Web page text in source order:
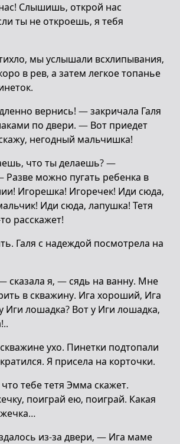
Слышишь, открой нас
ты не откроешь, я тебя
мы услышали всхлипывания,
в рев, а затем легкое топанье
вернись! — закричала Галя
по двери. — Вот приедет
негодный мальчишка!
что ты делаешь? —
можно пугать ребенка в
Игорешка! Игоречек! Иди сюда,
Иди сюда, лапушка! Тетя
расскажет!
Галя с надеждой посмотрела на
сказала я, — сядь на ванну. Мне
в скважину. Ига хороший, Ига
Иги лошадка? Вот у Иги лошадка,
ухо. Пинетки подтопали
Я присела на корточки.
тебе тетя Эмма скажет.
поиграй ею, поиграй. Какая
из-за двери, — Ига маме